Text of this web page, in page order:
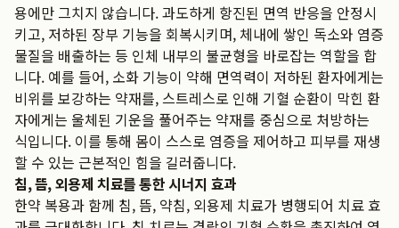
용에만 그치지 않습니다. 과도하게 항진된 면역 반응을 안정시
키고, 저하된 장부 기능을 회복시키며, 체내에 쌓인 독소와 염증
물질을 배출하는 등 인체 내부의 불균형을 바로잡는 역할을 합
니다. 예를 들어, 소화 기능이 약해 면역력이 저하된 환자에게는
비위를 보강하는 약재를, 스트레스로 인해 기혈 순환이 막힌 환
자에게는 울체된 기운을 풀어주는 약재를 중심으로 처방하는
식입니다. 이를 통해 몸이 스스로 염증을 제어하고 피부를 재생
할 수 있는 근본적인 힘을 길러줍니다.
침, 뜸, 외용제 치료를 통한 시너지 효과
한약 복용과 함께 침, 뜸, 약침, 외용제 치료가 병행되어 치료 효